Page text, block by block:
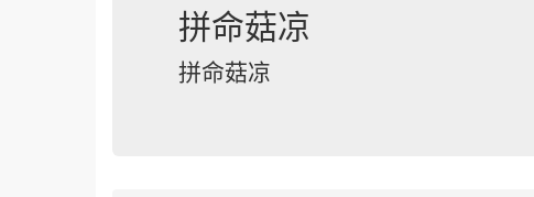
拼命菇凉
拼命菇凉